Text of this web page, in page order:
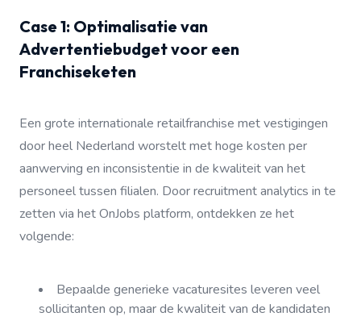
Case 1: Optimalisatie van
Advertentiebudget voor een
Franchiseketen
Een grote internationale retailfranchise met vestigingen
door heel Nederland worstelt met hoge kosten per
aanwerving en inconsistentie in de kwaliteit van het
personeel tussen filialen. Door recruitment analytics in te
zetten via het OnJobs platform, ontdekken ze het
volgende:
Bepaalde generieke vacaturesites leveren veel
sollicitanten op, maar de kwaliteit van de kandidaten